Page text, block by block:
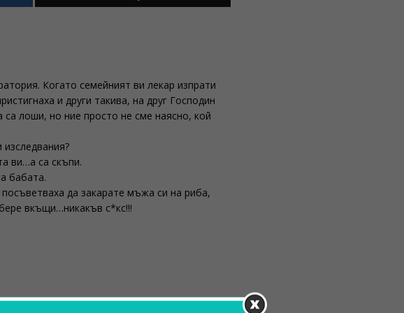
Когато семейният ви лекар изпрати
и други такива, на друг Господин
са лоши, но ние просто не сме наясно, кой
ви…а са скъпи.
бабата.
да закарате мъжа си на риба,
вкъщи…никакъв с*кс!!!